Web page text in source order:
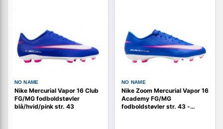
NO NAME
Nike Mercurial Vapor 16 Club
FG/MG fodboldstøvler
blå/hvid/pink str. 43
NO NAME
Nike Zoom Mercurial Vapor 16
Academy FG/MG
fodboldstøvler str. 43 -